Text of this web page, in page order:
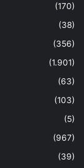
(170)
(38)
(356)
(1.901)
(63)
(103)
(5)
(967)
(39)